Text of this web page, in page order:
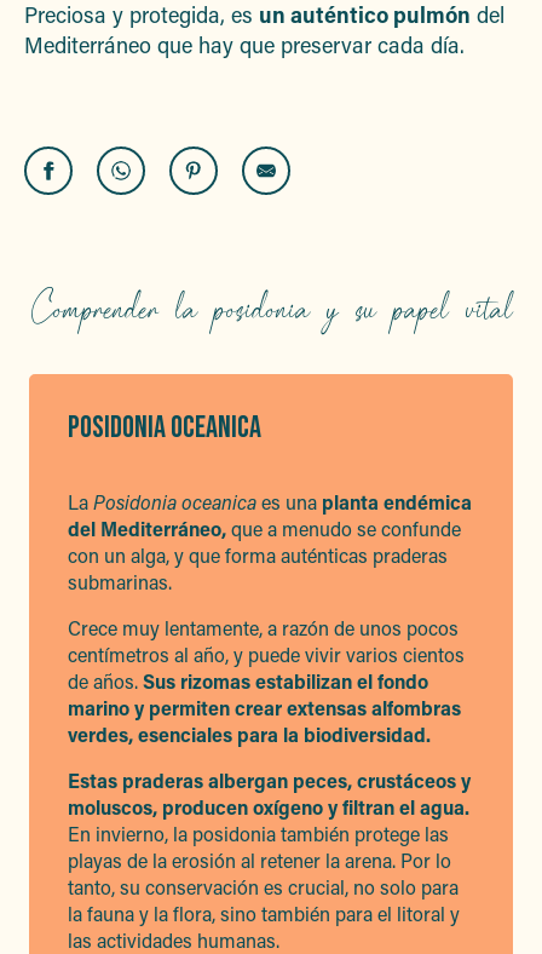
Preciosa y protegida, es un auténtico pulmón del
Mediterráneo que hay que preservar cada día.
Comprender la posidonia y su papel vital
POSIDONIA OCEANICA
LaPosidonia oceanicaes una planta endémica
del Mediterráneo,que a menudo se confunde
con un alga, y que forma auténticas praderas
submarinas.
Crece muy lentamente, a razón de unos pocos
centímetros al año, y puede vivir varios cientos
de años.Sus rizomas estabilizan el fondo
marino y permiten crear extensas alfombras
verdes, esenciales para la biodiversidad.
Estas praderas albergan peces, crustáceos y
moluscos, producen oxígeno y filtran el agua.
En invierno, la posidonia también protege las
playas de la erosión al retener la arena. Por lo
tanto, su conservación es crucial, no solo para
la fauna y la flora, sino también para el litoral y
las actividades humanas.